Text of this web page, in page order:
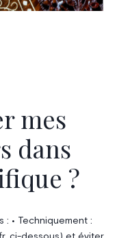
mes
dans
?
: • Techniquement :